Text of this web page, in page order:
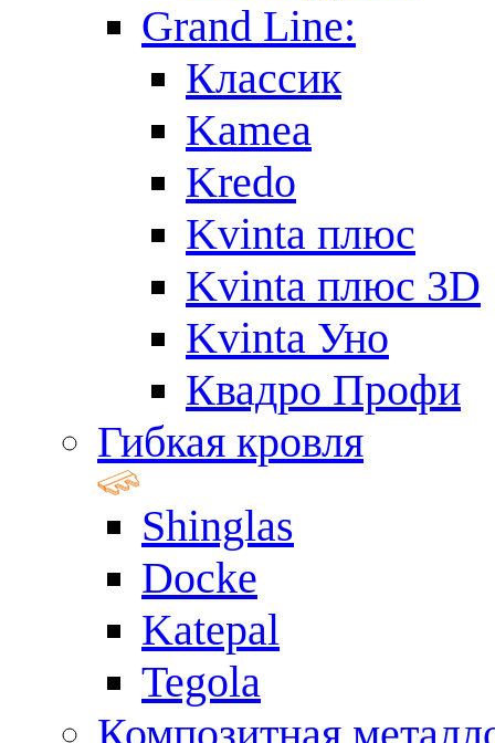
Grand Line:
Классик
Kamea
Kredo
Kvinta плюс
Kvinta плюс 3D
Kvinta Уно
Квадро Профи
Гибкая кровля
Shinglas
Docke
Katepal
Tegola